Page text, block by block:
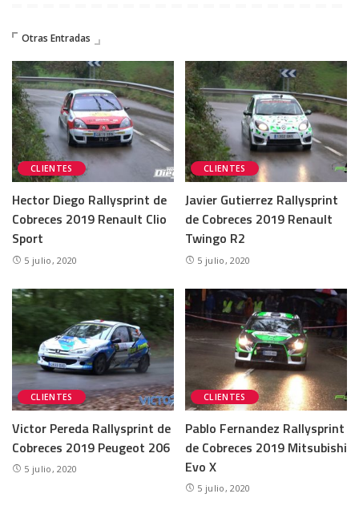
Otras Entradas
CLIENTES
Hector Diego Rallysprint de
Cobreces 2019 Renault Clio
Sport
5 julio, 2020
CLIENTES
Javier Gutierrez Rallysprint
de Cobreces 2019 Renault
Twingo R2
5 julio, 2020
CLIENTES
Victor Pereda Rallysprint de
Cobreces 2019 Peugeot 206
5 julio, 2020
CLIENTES
Pablo Fernandez Rallysprint
de Cobreces 2019 Mitsubishi
Evo X
5 julio, 2020